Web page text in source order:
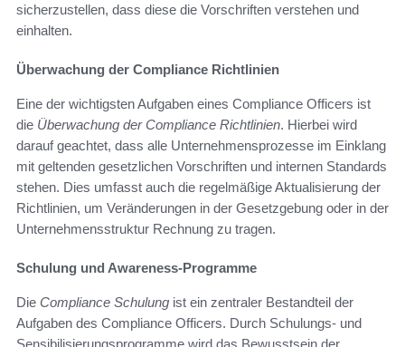
sicherzustellen, dass diese die Vorschriften verstehen und
einhalten.
Überwachung der Compliance Richtlinien
Eine der wichtigsten Aufgaben eines Compliance Officers ist
die Überwachung der Compliance Richtlinien. Hierbei wird
darauf geachtet, dass alle Unternehmensprozesse im Einklang
mit geltenden gesetzlichen Vorschriften und internen Standards
stehen. Dies umfasst auch die regelmäßige Aktualisierung der
Richtlinien, um Veränderungen in der Gesetzgebung oder in der
Unternehmensstruktur Rechnung zu tragen.
Schulung und Awareness-Programme
Die Compliance Schulung ist ein zentraler Bestandteil der
Aufgaben des Compliance Officers. Durch Schulungs- und
Sensibilisierungsprogramme wird das Bewusstsein der